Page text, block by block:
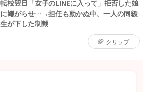
転校翌日「女子のLINEに入って」拒否した娘
に嫌がらせ…→担任も動かぬ中、一人の同級
生が下した制裁
クリップ